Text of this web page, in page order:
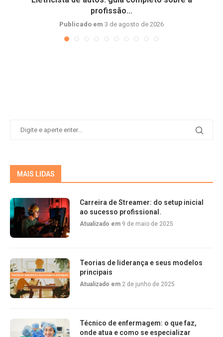
profissão...
Publicado em 3 de agosto de 2026
MAIS LIDAS
Carreira de Streamer: do setup inicial
ao sucesso profissional.
Atualizado em 9 de maio de 2025
Teorias de liderança e seus modelos
principais
Atualizado em 2 de junho de 2025
Técnico de enfermagem: o que faz,
onde atua e como se especializar